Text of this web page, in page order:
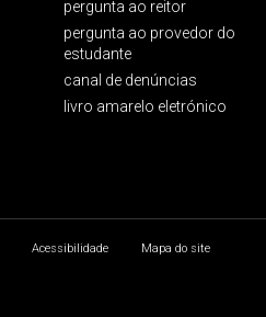
pergunta ao reitor
pergunta ao provedor do
estudante
canal de denúncias
livro amarelo eletrónico
Acessibilidade
Mapa do site